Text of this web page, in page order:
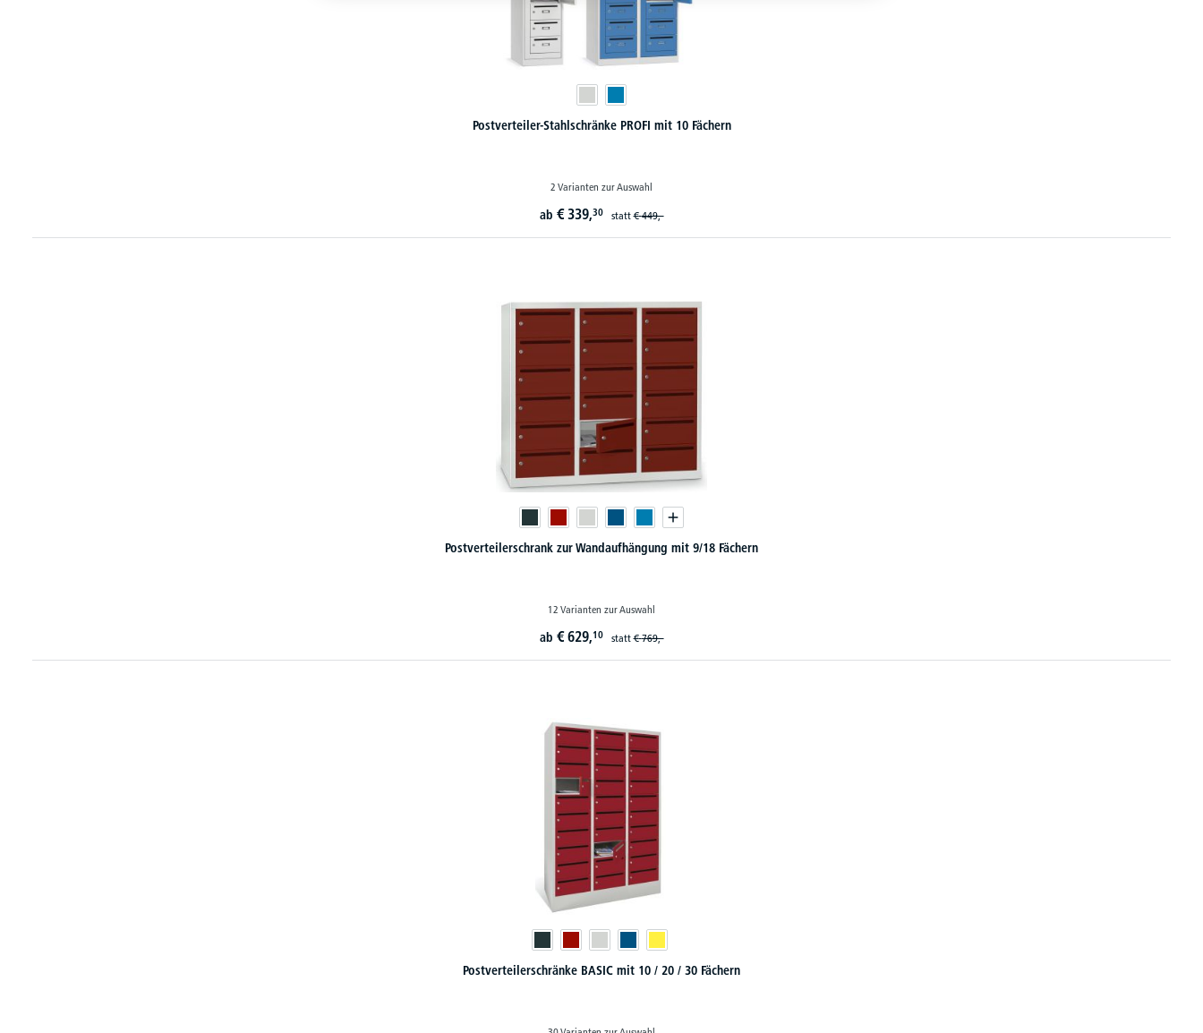
Postverteiler-Stahlschränke PROFI mit 10 Fächern
2 Varianten zur Auswahl
ab € 339,30 statt€ 449,-
Postverteilerschrank zur Wandaufhängung mit 9/18 Fächern
12 Varianten zur Auswahl
ab € 629,10 statt€ 769,-
Postverteilerschränke BASIC mit 10 / 20 / 30 Fächern